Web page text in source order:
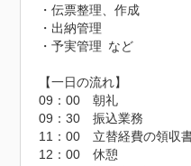
・伝票整理、作成
・出納管理
・予実管理 など
【一日の流れ】
09：00　朝礼
09：30　振込業務
11：00　立替経費の領収
12：00　休憩